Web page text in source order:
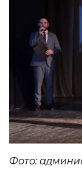
Фото: